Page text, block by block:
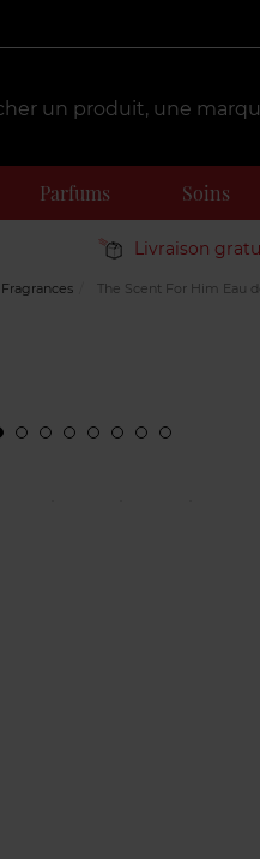
Parfums Soins
Livraison
Fragrances The Scent For Him Eau